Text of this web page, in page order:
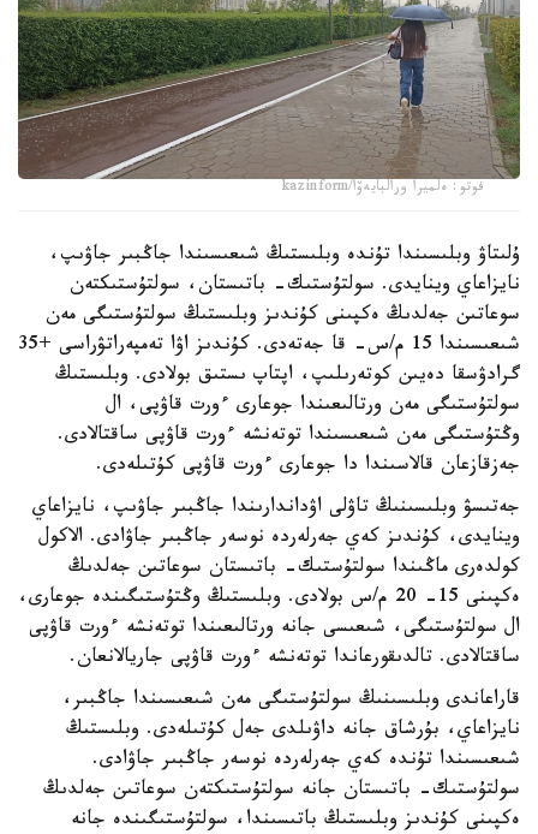
فوتو: ەلميرا ورالبايەۆا/kazinform
ۇلىتاۋ وبلىسىندا تۇندە وبلىستىڭ شىعىسىندا جاڭبىر جاۋىپ،
نايزاعاي وينايدى. سولتۇستىك- باتىستان، سولتۇستىكتەن
سوعاتىن جەلدىڭ ەكپىنى كۇندىز وبلىستىڭ سولتۇستىگى مەن
شىعىسىندا 15 م/س- قا جەتەدى. كۇندىز اۋا تەمپەراتۋراسى +35
گرادۋسقا دەيىن كوتەرىلىپ، اپتاپ ىستىق بولادى. وبلىستىڭ
سولتۇستىگى مەن ورتالىعىندا جوعارى ءورت قاۋپى، ال
وڭتۇستىگى مەن شىعىسىندا توتەنشە ءورت قاۋپى ساقتالادى.
جەزقازعان قالاسىندا دا جوعارى ءورت قاۋپى كۇتىلەدى.
جەتىسۋ وبلىسىنىڭ تاۋلى اۋداندارىندا جاڭبىر جاۋىپ، نايزاعاي
وينايدى، كۇندىز كەي جەرلەردە نوسەر جاڭبىر جاۋادى. الاكول
كولدەرى ماڭىندا سولتۇستىك- باتىستان سوعاتىن جەلدىڭ
ەكپىنى 15- 20 م/س بولادى. وبلىستىڭ وڭتۇستىگىندە جوعارى،
ال سولتۇستىگى، شىعىسى جانە ورتالىعىندا توتەنشە ءورت قاۋپى
ساقتالادى. تالدىقورعاندا توتەنشە ءورت قاۋپى جاريالانعان.
قاراعاندى وبلىسىنىڭ سولتۇستىگى مەن شىعىسىندا جاڭبىر،
نايزاعاي، بۇرشاق جانە داۋىلدى جەل كۇتىلەدى. وبلىستىڭ
شىعىسىندا تۇندە كەي جەرلەردە نوسەر جاڭبىر جاۋادى.
سولتۇستىك- باتىستان جانە سولتۇستىكتەن سوعاتىن جەلدىڭ
ەكپىنى كۇندىز وبلىستىڭ باتىسىندا، سولتۇستىگىندە جانە